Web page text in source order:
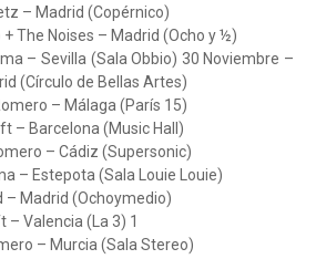
– Madrid (Copérnico)
The Noises – Madrid (Ocho y ½)
– Sevilla (Sala Obbio) 30 Noviembre –
(Círculo de Bellas Artes)
– Málaga (París 15)
– Barcelona (Music Hall)
– Cádiz (Supersonic)
– Estepota (Sala Louie Louie)
– Madrid (Ochoymedio)
– Valencia (La 3) 1
– Murcia (Sala Stereo)